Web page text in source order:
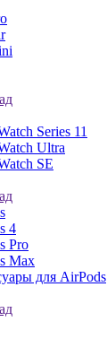
Series 11
Ultra
SE
4
Pro
Max
для AirPods